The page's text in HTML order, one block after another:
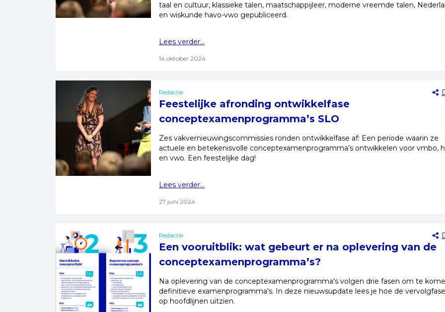
taal en cultuur, klassieke talen, maatschappijleer, moderne vreemde talen,
en wiskunde havo-vwo gepubliceerd.
Lees verder...
14 oktober 2024
Redactie
Feestelijke afronding ontwikkelfase
conceptexamenprogramma’s SLO
Zes vakvernieuwingscommissies ronden ontwikkelfase af: Een periode waarin ze
actuele en betekenisvolle conceptexamenprogramma’s ontwikkelen voor vmbo,
en vwo. Een feestelijke dag!
Lees verder...
27 juni 2024
Redactie
Een vooruitblik: wat gebeurt er na oplevering van de
conceptexamenprogramma’s?
Na oplevering van de conceptexamenprogramma's volgen drie fasen om te
definitieve examenprogramma's. In deze nieuwsupdate lees je hoe de
op hoofdlijnen uitzien.